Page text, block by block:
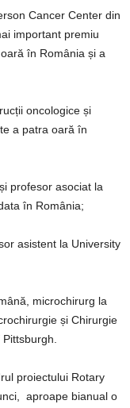
Cancer Center din
important premiu
în România și a
oncologice și
a patra oară în
profesor asociat la
în România;
asistent la University
microchirurg la
și Chirurgie
proiectului Rotary
aproape bianual o